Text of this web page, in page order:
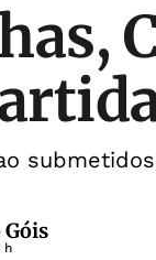
h